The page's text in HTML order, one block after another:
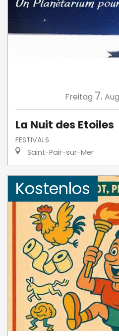
Freitag 7. Aug
La Nuit des Etoiles
FESTIVALS
Saint-Pair-sur-Mer
Kostenlos